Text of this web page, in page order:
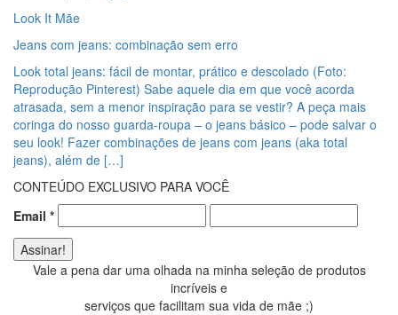
Look It Mãe
Jeans com jeans: combinação sem erro
Look total jeans: fácil de montar, prático e descolado (Foto:
Reprodução Pinterest) Sabe aquele dia em que você acorda
atrasada, sem a menor inspiração para se vestir? A peça mais
coringa do nosso guarda-roupa – o jeans básico – pode salvar o
seu look! Fazer combinações de jeans com jeans (aka total
jeans), além de […]
CONTEÚDO EXCLUSIVO PARA VOCÊ
Email *
Vale a pena dar uma olhada na minha seleção de produtos
incríveis e
serviços que facilitam sua vida de mãe ;)